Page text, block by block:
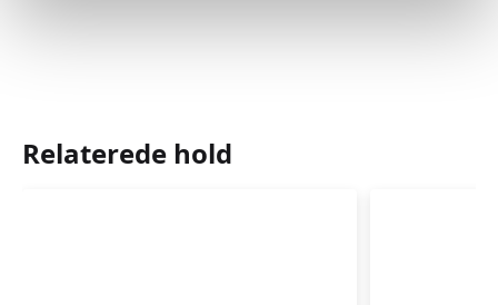
Relaterede hold